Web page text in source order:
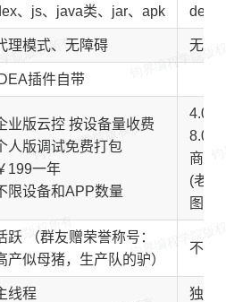
、js、java类、jar、apk dex
理模式、无障碍 无障
IDEA插件自带
业版云控 按设备量收费
人版调试免费打包
199一年
限设备和APP数量
4.0
8.0
商业
(老
图色
跃 （群友赠荣誉称号：
产似母猪，生产队的驴）
不活
线程 独立